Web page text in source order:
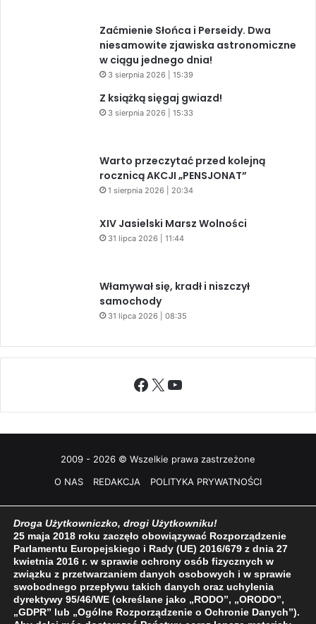
niesamowite zjawiska astronomiczne
w ciągu jednego dnia!
3 sierpnia 2026 | 15:39
3 sierpnia 2026 | 15:33
rocznicą AKCJI „PENSJONAT”
1 sierpnia 2026 | 20:34
31 lipca 2026 | 11:44
samochody
31 lipca 2026 | 08:35
Facebook
X
Droga Użytkowniczko, drogi Użytkowniku!
25 maja 2018 roku zaczęło obowiązywać Rozporządzenie
Parlamentu Europejskiego i Rady (UE) 2016/679 z dnia 27
kwietnia 2016 r. w sprawie ochrony osób fizycznych w
związku z przetwarzaniem danych osobowych i w sprawie
swobodnego przepływu takich danych oraz uchylenia
dyrektywy 95/46/WE (określane jako „RODO”, „ORODO”,
„GDPR” lub „Ogólne Rozporządzenie o Ochronie Danych”).